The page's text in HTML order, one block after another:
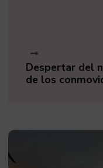
Despertar del
de los